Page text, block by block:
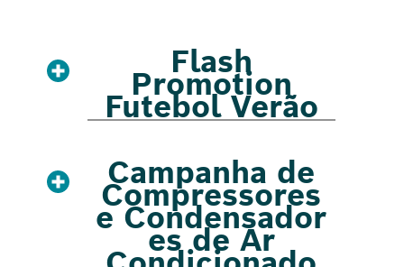
Flash
Promotion
Futebol Verão
Campanha de
Compressores
e Condensador
es de Ar